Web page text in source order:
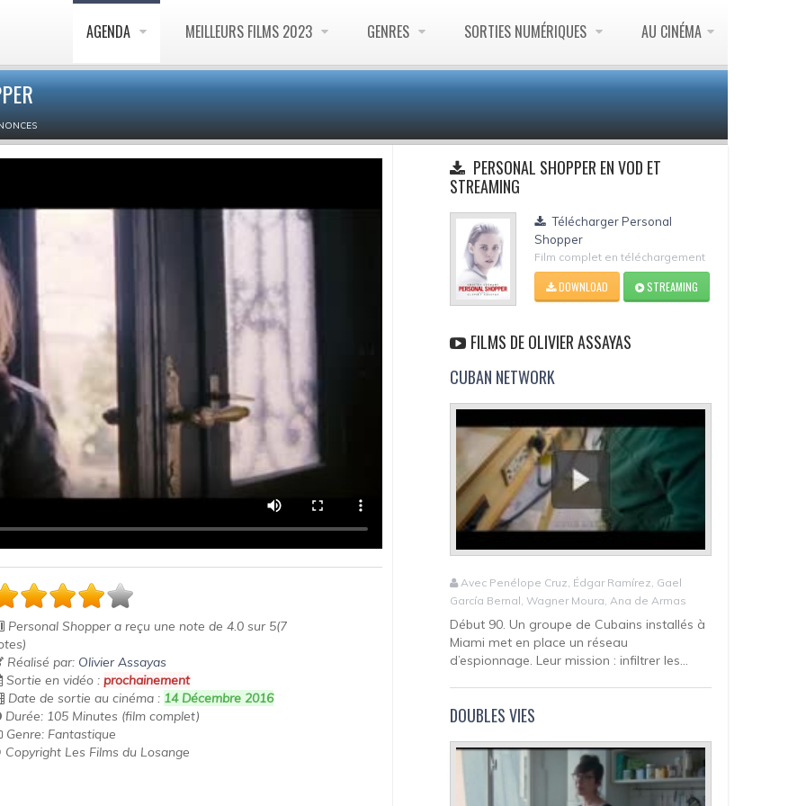
AGENDA MEILLEURS FILMS 2023 GENRES SORTIES NUMÉRIQUES AU CINÉMA
Personal Shoppera reçu une note de4.0 sur 5(7
Réalisé par: Olivier Assayas
Sortie en vidéo :prochainement
Date de sortie au cinéma : 14 Décembre 2016
Durée: 105 Minutes (film complet)
Genre: Fantastique
Les Films du Losange
PERSONAL SHOPPER EN VOD ET
STREAMING
Télécharger Personal
Shopper
Film complet en téléchargement
DOWNLOAD STREAMING
FILMS DE OLIVIER ASSAYAS
CUBAN NETWORK
Avec Penélope Cruz, Édgar Ramírez, Gael
García Bernal, Wagner Moura, Ana de Armas
Début 90. Un groupe de Cubains installés à
Miami met en place un réseau
d’espionnage. Leur mission : infiltrer les...
DOUBLES VIES